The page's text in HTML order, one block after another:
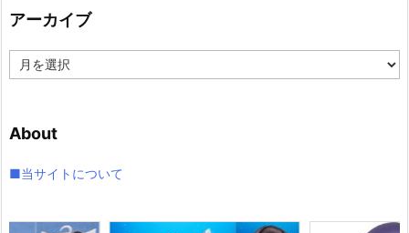
ー
アーカイブ
ー
ブ
About
■当サイトについて